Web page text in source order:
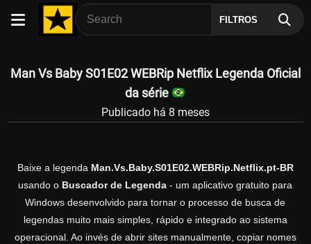
FILTROS
Man Vs Baby S01E02 WEBRip Netflix Legenda Oficial
da série
Publicado há 8 meses
Baixe a legenda Man.Vs.Baby.S01E02.WEBRip.Netflix.pt-BR
usando o Buscador de Legenda - um aplicativo gratuito para
Windows desenvolvido para tornar o processo de busca de
legendas muito mais simples, rápido e integrado ao sistema
operacional. Ao invés de abrir sites manualmente, copiar nomes